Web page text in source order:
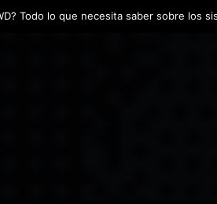
del Campeonato de Invierno de Kartismo